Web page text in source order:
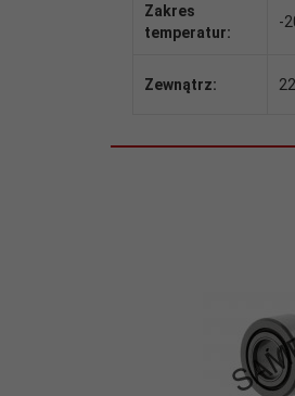
Zakres
temperatur:
-
Zewnątrz: